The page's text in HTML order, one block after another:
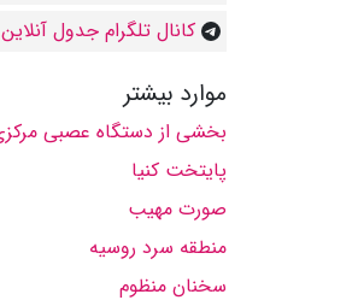
کانال تلگرام جدول آنلاین
موارد بیشتر
بخشی از دستگاه عصبی
پایتخت كنیا
صورت مهیب
منطقه سرد روسیه
سخنان منظوم